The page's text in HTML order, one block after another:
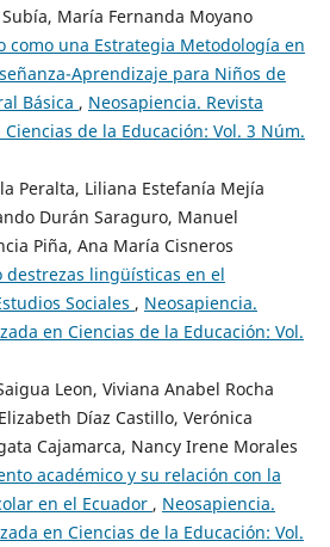
María Fernanda Moyano
como una Estrategia Metodología en
Aprendizaje para Niños de
Básica , Neosapiencia. Revista
de la Educación: Vol. 3 Núm.
Peralta, Liliana Estefanía Mejía
Durán Saraguro, Manuel
Piña, Ana María Cisneros
destrezas lingüísticas en el
Sociales , Neosapiencia.
en Ciencias de la Educación: Vol.
Leon, Viviana Anabel Rocha
Díaz Castillo, Verónica
Cajamarca, Nancy Irene Morales
académico y su relación con la
en el Ecuador , Neosapiencia.
en Ciencias de la Educación: Vol.